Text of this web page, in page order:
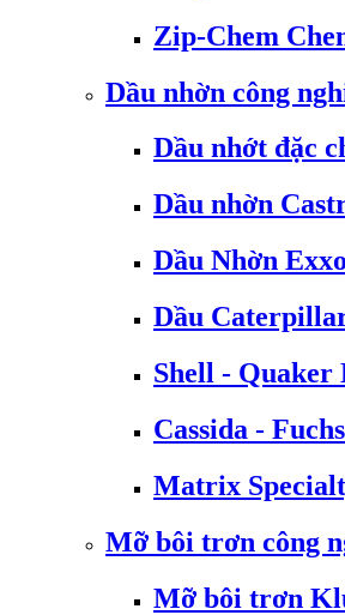
Zip-Chem
Dầu nhờn công
Dầu nhớt đặc
Dầu nhờn
Dầu Nhờn
Dầu
Shell - Quaker
Cassida -
Matrix
Mỡ bôi trơn công
Mỡ bôi trơn